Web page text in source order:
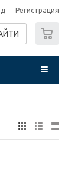
Регистрация